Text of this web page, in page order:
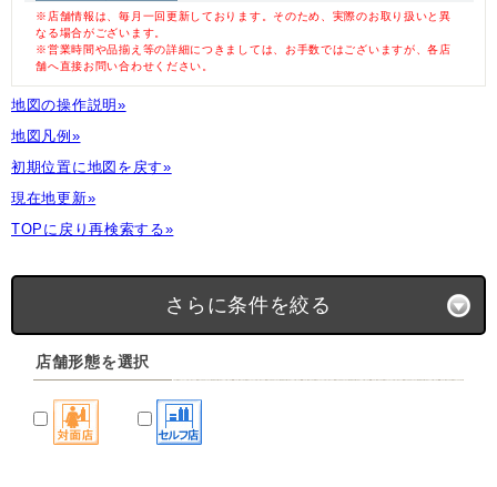
※店舗情報は、毎月一回更新しております。そのため、実際のお取り扱いと異
なる場合がございます。
※営業時間や品揃え等の詳細につきましては、お手数ではございますが、各店
舗へ直接お問い合わせください。
地図の操作説明»
地図凡例»
初期位置に地図を戻す»
現在地更新»
TOPに戻り再検索する»
さらに条件を絞る
店舗形態を選択